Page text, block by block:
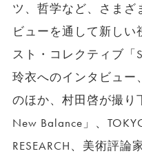
ツ、哲学など、さまざ
ビューを通して新しい
スト・コレクティブ「
玲衣へのインタビュー
のほか、村田啓が撮り
New Balance」、
RESEARCH、美術評